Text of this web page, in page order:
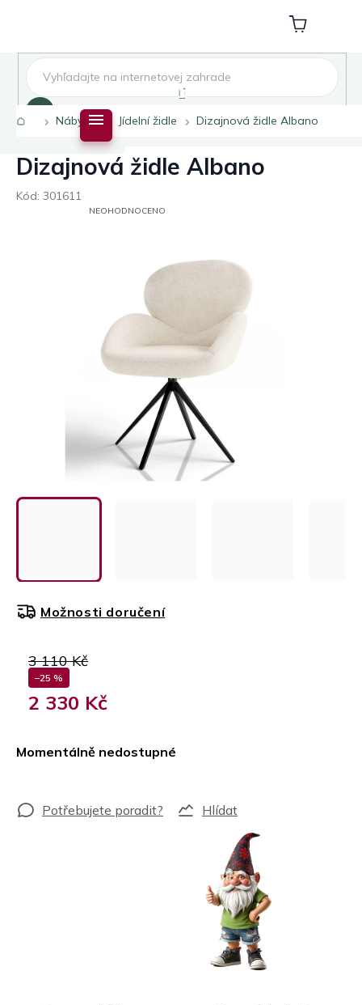
Nákupní
košík
DomůNábytek Jídelní židle Dizajnová židle Albano
Dizajnová židle Albano
Kód: 301611
PRŮMĚRNÉNEOHODNOCENO
3 110 Kč
–25 %
2 330 Kč
Momentálně nedostupné
Možnosti doručení
Hlídat